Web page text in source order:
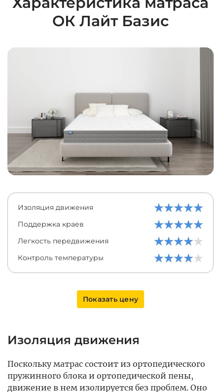
ОК Лайт Базис
Изоляция движения
Поддержка краев
Легкость передвижения
Контроль температуры
Показать цену
Изоляция движения
Поскольку матрас состоит из ортопедического
пружинного блока и ортопедической пены,
движение в нем изолируется без проблем. Оно